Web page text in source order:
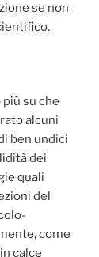
se non
su che
alcuni
ben undici
dei
quali
del
come
calce